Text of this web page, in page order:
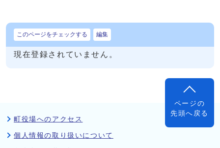
このページをチェックする 編集
現在登録されていません。
ページの
先頭へ戻る
町役場へのアクセス
個人情報の取り扱いについて